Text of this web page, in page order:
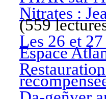
Nitrates :
(559
Les 26 et
Espace